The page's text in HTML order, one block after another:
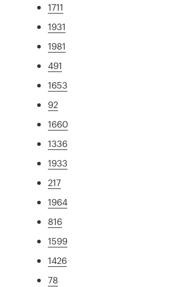
1711
1931
1981
491
1653
92
1660
1336
1933
217
1964
816
1599
1426
78